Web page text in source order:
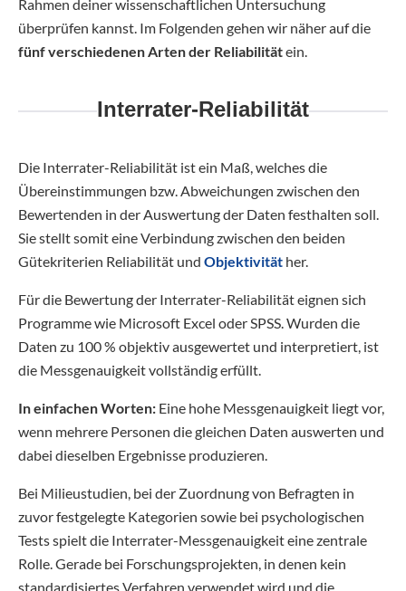
Rahmen deiner wissenschaftlichen Untersuchung
überprüfen kannst. Im Folgenden gehen wir näher auf die
fünf verschiedenen Arten der Reliabilitätein.
Interrater-Reliabilität
Die Interrater-Reliabilität ist ein Maß, welches die
Übereinstimmungen bzw. Abweichungen zwischen den
Bewertenden in der Auswertung der Daten festhalten soll.
Sie stellt somit eine Verbindung zwischen den beiden
Gütekriterien Reliabilität und Objektivität her.
Für die Bewertung der Interrater-Reliabilität eignen sich
Programme wie Microsoft Excel oder SPSS. Wurden die
Daten zu 100 % objektiv ausgewertet und interpretiert, ist
die Messgenauigkeit vollständig erfüllt.
In einfachen Worten: Eine hohe Messgenauigkeit liegt vor,
wenn mehrere Personen die gleichen Daten auswerten und
dabei dieselben Ergebnisse produzieren.
Bei Milieustudien, bei der Zuordnung von Befragten in
zuvor festgelegte Kategorien sowie bei psychologischen
Tests spielt die Interrater-Messgenauigkeit eine zentrale
Rolle. Gerade bei Forschungsprojekten, in denen kein
standardisiertes Verfahren verwendet wird und die